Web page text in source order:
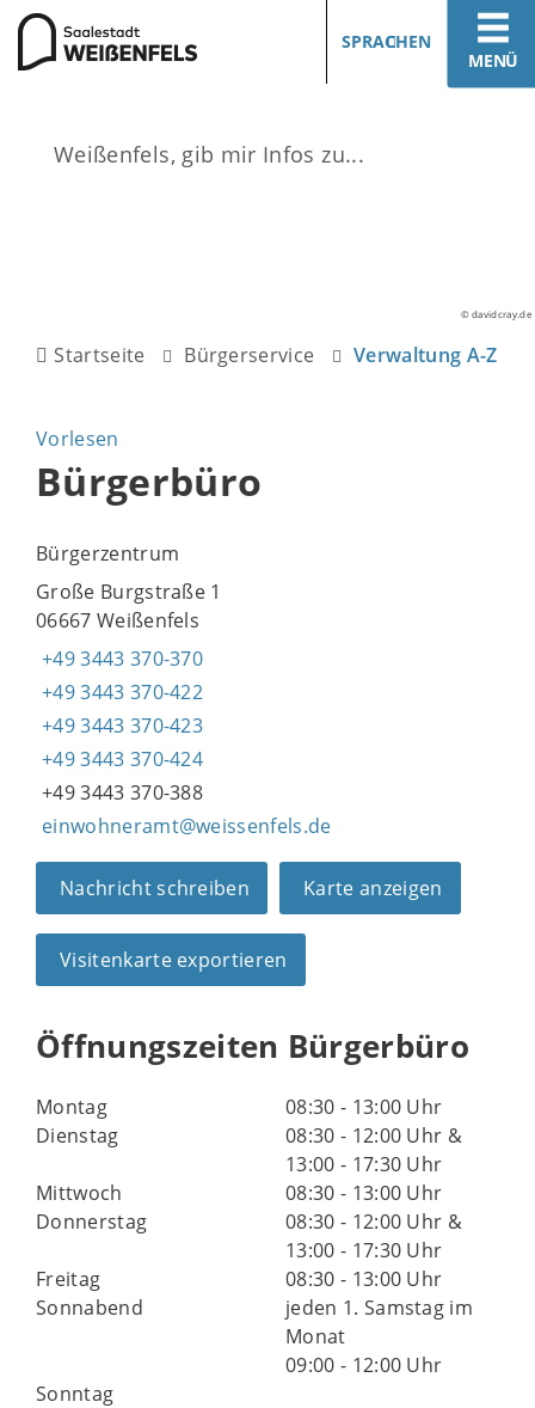
MENÜ
SPRACHEN
© davidcray.de
Startseite Bürgerservice Verwaltung A-Z
Vorlesen
Bürgerbüro
Bürgerzentrum
Große Burgstraße 1
06667 Weißenfels
+49 3443 370-370
+49 3443 370-422
+49 3443 370-423
+49 3443 370-424
+49 3443 370-388
einwohneramt@weissenfels.de
Nachricht schreiben Karte anzeigen
Visitenkarte exportieren
Öffnungszeiten Bürgerbüro
Montag
08:30 - 13:00 Uhr
Dienstag
08:30 - 12:00 Uhr &
13:00 - 17:30 Uhr
Mittwoch
08:30 - 13:00 Uhr
Donnerstag
08:30 - 12:00 Uhr &
13:00 - 17:30 Uhr
Freitag
08:30 - 13:00 Uhr
Sonnabend
jeden 1. Samstag im
Monat
09:00 - 12:00 Uhr
Sonntag